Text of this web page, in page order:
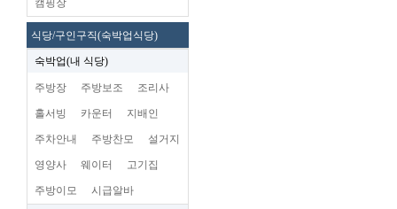
캠핑장
식당/구인구직(숙박업식당)
숙박업(내 식당)
주방장 주방보조 조리사
홀서빙 카운터 지배인
주차안내 주방찬모 설거지
영양사 웨이터 고기집
주방이모 시급알바